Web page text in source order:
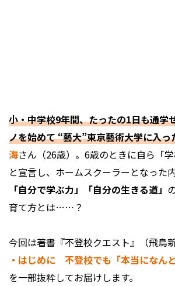
小・中学校9年間、たったの1日も通学
ノを始めて “藝大”東京藝術大学に入っ
海さん（26歳）。6歳のときに自ら「学
と宣言し、ホームスクーラーとなった
「自分で学ぶ力」「自分の生きる道」
育て方とは……？
今回は著書『不登校クエスト』（飛鳥
・はじめに 不登校でも「本当になんと
を一部抜粋してお届けします。